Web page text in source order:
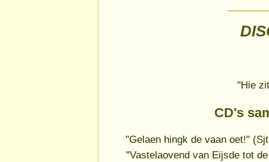
"Hie
CD's
"Gelaen hingk de vaan oet!"
"Vastelaovend van Eijsde tot